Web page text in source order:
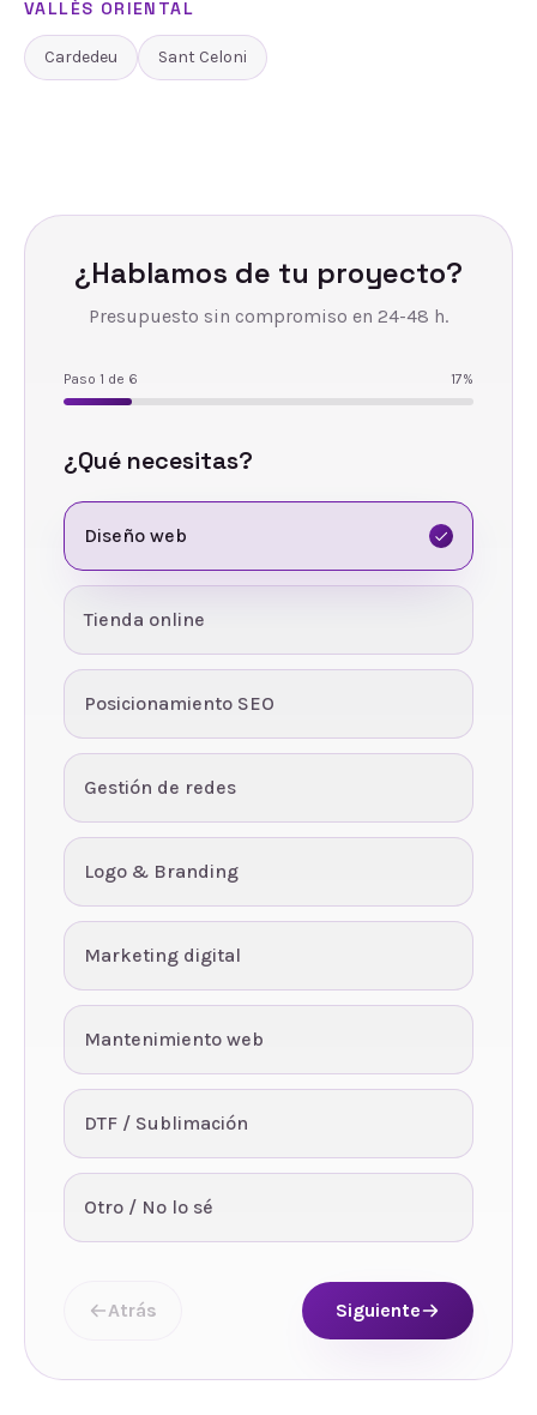
VALLÈS ORIENTAL
Cardedeu Sant Celoni
¿Hablamos de tu proyecto?
Presupuesto sin compromiso en 24-48 h.
Paso 1 de 6 17%
¿Qué necesitas?
Diseño web
Tienda online
Posicionamiento SEO
Gestión de redes
Logo & Branding
Marketing digital
Mantenimiento web
DTF / Sublimación
Otro / No lo sé
Atrás Siguiente